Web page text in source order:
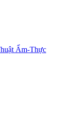
Ẩm-Thực